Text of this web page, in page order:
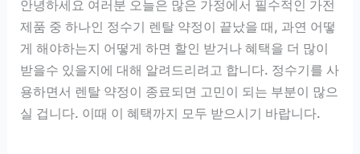
안녕하세요 여러분 오늘은 많은 가정에서 필수적인 가전
제품 중 하나인 정수기 렌탈 약정이 끝났을 때, 과연 어떻
게 해야하는지 어떻게 하면 할인 받거나 혜택을 더 많이
받을수 있을지에 대해 알려드리려고 합니다. 정수기를 사
용하면서 렌탈 약정이 종료되면 고민이 되는 부분이 많으
실 겁니다. 이때 이 혜택까지 모두 받으시기 바랍니다.